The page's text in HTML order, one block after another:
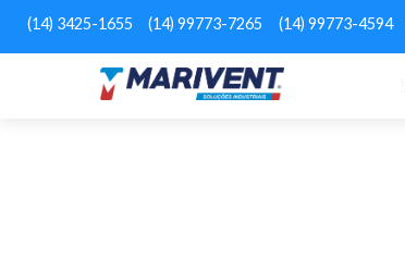
(14) 3425-1655 (14) 99773-7265 (14) 99773-4594